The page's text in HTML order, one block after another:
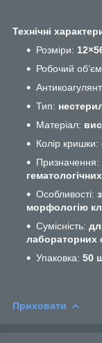
Технічні
Розміри:
Робочий
Тип:
Матеріал:
Колір кришки:
Призначення:
Особливості:
морфологію
Сумісність:
лабораторних
Упаковка: 50
Приховати